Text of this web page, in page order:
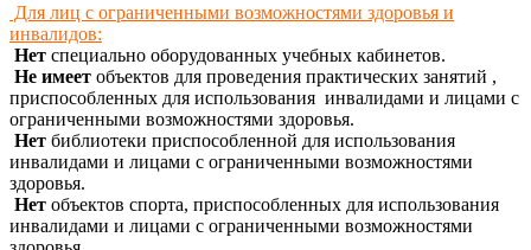
Для лиц с ограниченными возможностями здоровья и
инвалидов:
Нет специально оборудованных учебных кабинетов.
Не имеет объектов для проведения практических занятий ,
приспособленных для использования инвалидами и лицами с
ограниченными возможностями здоровья.
Нет библиотеки приспособленной для использования
инвалидами и лицами с ограниченными возможностями
здоровья.
Нет объектов спорта, приспособленных для использования
инвалидами и лицами с ограниченными возможностями